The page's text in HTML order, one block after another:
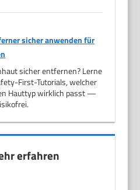
sicher anwenden für
sicher entfernen? Lerne
First-Tutorials, welcher
Hauttyp wirklich passt —
erfahren